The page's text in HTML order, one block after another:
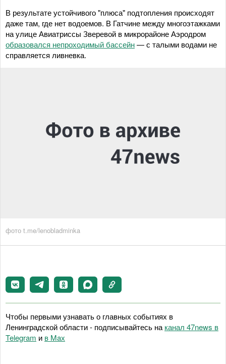
В результате устойчивого "плюса" подтопления происходят
даже там, где нет водоемов. В Гатчине между многоэтажками
на улице Авиатриссы Зверевой в микрорайоне Аэродром
образовался непроходимый бассейн— с талыми водами не
справляется ливневка.
фото t.me/lenobladminka
Чтобы первыми узнавать о главных событиях в
Ленинградской области - подписывайтесь на канал 47news в
Telegram и в Maх